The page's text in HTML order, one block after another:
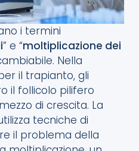
i termini
” e “moltiplicazione dei
Nella
il trapianto, gli
il follicolo pilifero
di crescita. La
tecniche di
il problema della